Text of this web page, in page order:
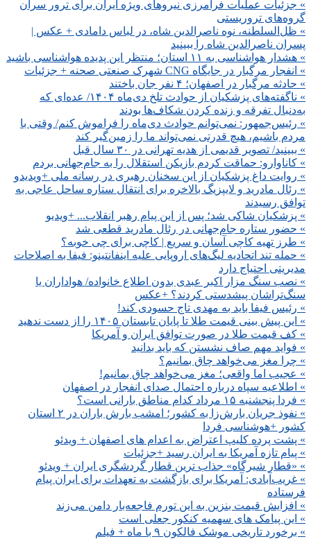
» جزئیات عملیات فرامرزی نیروهای ویژه ایران برای ترور سران
گروه‌های تروریستی
» ظل‌السلطنه، نوه ناصرالدین شاه، در لباس دامادی + عکس |
پسران ناصرالدین شاه را ببینید
» هشدار هواشناسی به ۱۱ استان؛ منتظر این پدیده هواشناسی باشید
» انفجار مرگبار در جایگاه CNG شهرک صنعتی صحنه + جزئیات
» حادثه مرگبار در اصفهان؛ ۴ نفر جان باختند
» ناگفته‌های پزشکیان از حوادث تلخ‌ دی‌ماه ۱۴۰۴/ عده‌ای که
به‌دنبال تفرقه و زنده‌ کردن شکاف‌ها بودند
» رئیس‌جمهور: نمی‌توانم حوادث دی‌ماه را فراموش کنم/ وقتی با
مردم باشیم، هیچ قدرتی نمی‌تواند ما را زمین‌گیر کند
» ببینید/ تصویر قدیمی از هدیه تهرانی در ۳۰ سال قبل
» کاناوارو: حماقت کردم بازیکن استقلال را به جام‌جهانی بردم
» روایت داغ پزشکیان از این سخنان رهبری در رسانه ملی +ویدیدو
» رئال مادرید و لایپزیگ بالاخره برای انتقال ستاره ساحل عاجی به
توافق رسیدند
» پزشکیان شاکی شد؛ پس از این پیام رهبر انقلاب... +ویدیو
» حضور ستاره جام‌جهانی در رئال مادرید قطعی شد
» طرز تهیه کاچی آسان و سریع | کاچی برای چی خوبه؟
» حمله تند اتحادیه لیگ‌های اروپایی علیه اینفانتینو: فیفا به اصلاحات
مدیریتی احتیاج دارد
» نصب سنگ مزار اکبر عبدی بدون اطلاع خانواده/ هواداران یا
سنگ‌تراشان پیشدستی کردند؟ +عکس
» رئیس فیفا باید به مهدی تاج حسودی کند!
» این پیش بینی قیمت طلا تا پایان تابستان ۱۴۰۵ را از دست ندهید
» کف قیمت طلا در صورت توافق ایران و آمریکا
» فواید مهم صاف نشستن که باید بدانید
» چرا مغز می‌خواهد چاق بمانیم؟
» عجیب اما واقعی؛ مغز می‌خواهد چاق بمانیم!
» اطلاعیه سپاه درباره احتمال صدای انفجار در اصفهان
» فردا پنجشنبه ۱۵ مرداد کدام مناطق بارانی است؟
» نفوذ جریان بارش‌زا به کشور؛ امشب بارش باران در ۲ استان
کشور +هوشناسی فردا
» پشت پرده کلیپ اعتراض به اعدام های اصفهان + ویدئو
» پیام تازه آمریکا به ایران رسید +جزئیات
» «قطار شیرگاه» جذاب ترین قطار گردشگری ایران + ویدئو
» غریب‌آبادی: آمریکا برای بازگشت به تعهدات برای ایران پیام
فرستاده
» افزایش قیمت بنزین به این تورم فاجعه‌بار دامن می‌زند
» این پیامک های سهمیه کنکور جعلی است
» برخورد تاریخی موشک فالکون ۹ با ماه + فیلم